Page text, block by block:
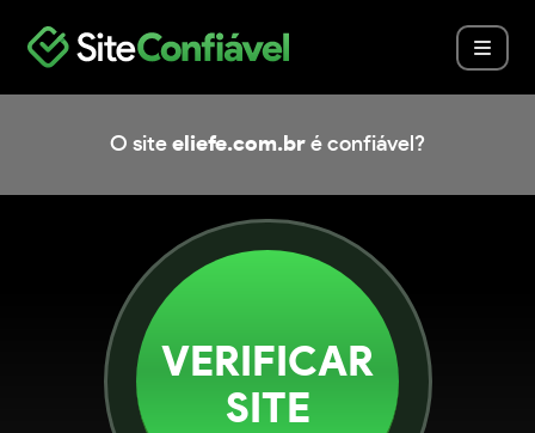
O site eliefe.com.br é confiável?
VERIFICAR
SITE